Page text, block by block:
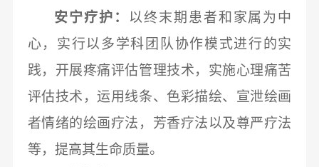
安宁疗护：
以终末期患者和家属为中
心，实行以多学科团队协作模式进行的实
践，开展疼痛评估管理技术，实施心理痛苦
评估技术，运用线条、色彩描绘、宣泄绘画
者情绪的绘画疗法，芳香疗法以及尊严疗法
等，提高其生命质量。